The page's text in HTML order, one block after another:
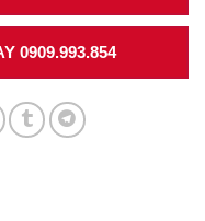
0909.993.854